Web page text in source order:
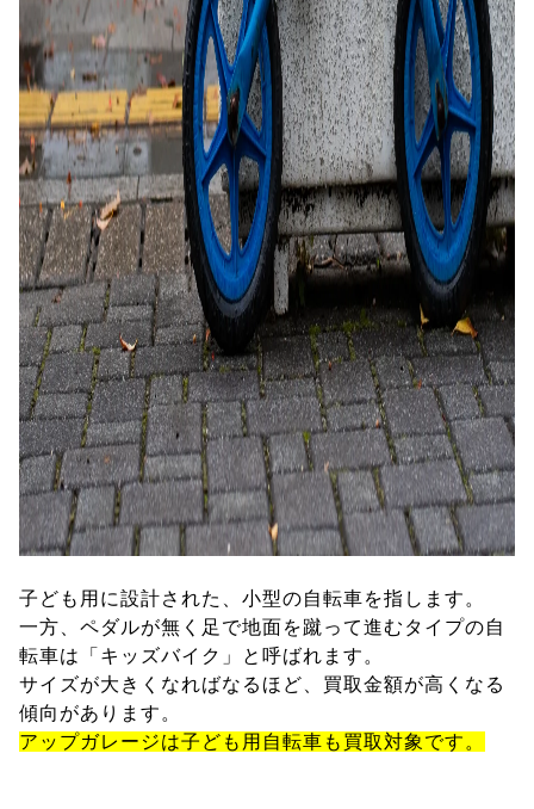
子ども用に設計された、小型の自転車を指します。
一方、ペダルが無く足で地面を蹴って進むタイプの自
転車は「キッズバイク」と呼ばれます。
サイズが大きくなればなるほど、買取金額が高くなる
傾向があります。
アップガレージは子ども用自転車も買取対象です。